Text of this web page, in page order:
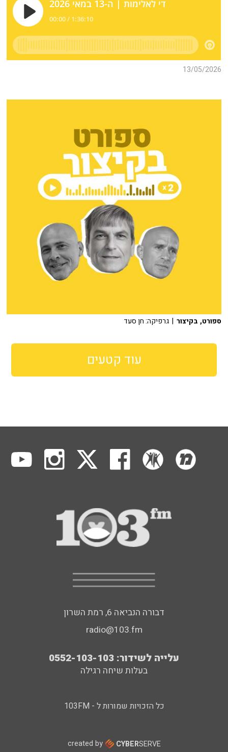
13/05/2026
ספורט, בקיצור | גרפיקה: חן סעד
עוד קטעים
דבורה הנביאה 6, רמת השרון
radio@103.fm
עלייה לשידור: 0552-103-103
בעלות שיחה רגילה
כל הזכויות שמורות ל - 103FM
created by CYBERSERVE